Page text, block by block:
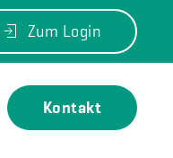
Zum Login
Kontakt